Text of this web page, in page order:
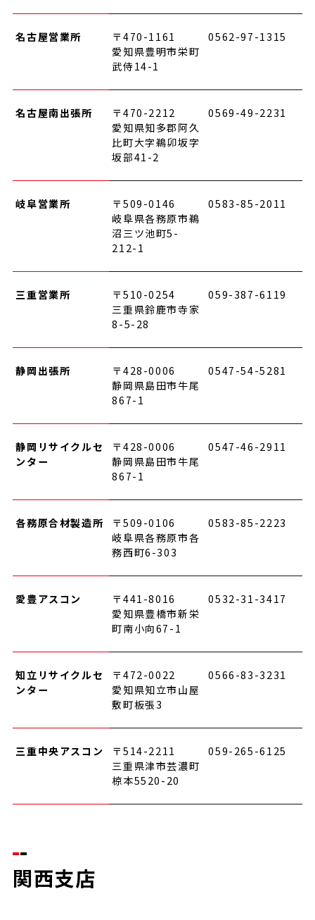
名古屋営業所
〒470-1161
愛知県豊明市栄町
武侍14-1
0562-97-1315
名古屋南出張所
〒470-2212
愛知県知多郡阿久
比町大字鵜卯坂字
坂部41-2
0569-49-2231
岐阜営業所
〒509-0146
岐阜県各務原市鵜
沼三ツ池町5-
212-1
0583-85-2011
三重営業所
〒510-0254
三重県鈴鹿市寺家
8-5-28
059-387-6119
静岡出張所
〒428-0006
静岡県島田市牛尾
867-1
0547-54-5281
静岡リサイクルセ
ンター
〒428-0006
静岡県島田市牛尾
867-1
0547-46-2911
各務原合材製造所
〒509-0106
岐阜県各務原市各
務西町6-303
0583-85-2223
愛豊アスコン
〒441-8016
愛知県豊橋市新栄
町南小向67-1
0532-31-3417
知立リサイクルセ
ンター
〒472-0022
愛知県知立市山屋
敷町板張3
0566-83-3231
三重中央アスコン
〒514-2211
三重県津市芸濃町
椋本5520-20
059-265-6125
関西支店